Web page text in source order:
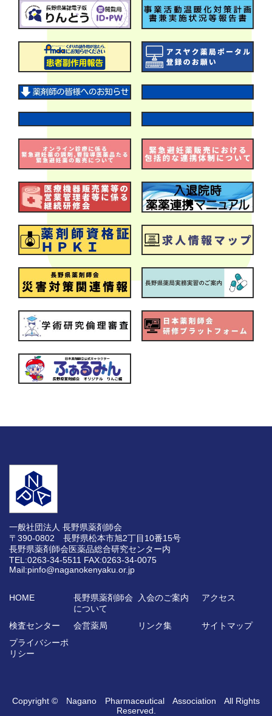
一般社団法人 長野県薬剤師会
〒390-0802 長野県松本市旭2丁目10番15号
長野県薬剤師会医薬品総合研究センター内
TEL:0263-34-5511 FAX:0263-34-0075
Mail:pinfo@naganokenyaku.or.jp
HOME
長野県薬剤師会
について
入会のご案内 アクセス
検査センター 会営薬局 リンク集
サイトマップ
プライバシーポ
リシー
Copyright © Nagano Pharmaceutical Association All Rights
Reserved.